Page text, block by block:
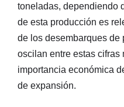
toneladas, dependiendo
de esta producción es
de los desembarques de
oscilan entre estas cifras
importancia económica
de expansión.